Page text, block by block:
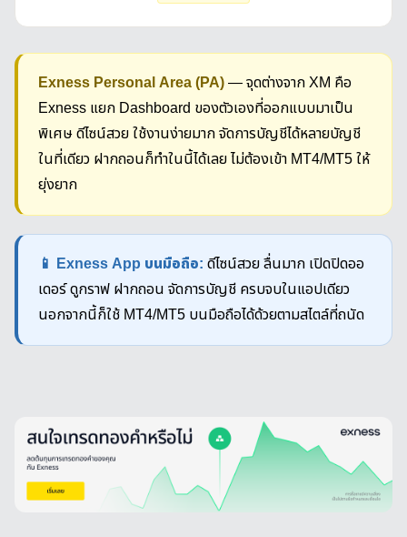
Exness Personal Area (PA)— จุดต่างจาก XM คือ
Exness แยก Dashboard ของตัวเองที่ออกแบบมาเป็น
พิเศษ ดีไซน์สวย ใช้งานง่ายมาก จัดการบัญชีได้หลายบัญชี
ในที่เดียว ฝากถอนก็ทำในนี้ได้เลย ไม่ต้องเข้า MT4/MT5 ให้
ยุ่งยาก
📱 Exness App บนมือถือ: ดีไซน์สวย ลื่นมาก เปิดปิดออ
เดอร์ ดูกราฟ ฝากถอน จัดการบัญชี ครบจบในแอปเดียว
นอกจากนี้ก็ใช้ MT4/MT5 บนมือถือได้ด้วยตามสไตล์ที่ถนัด